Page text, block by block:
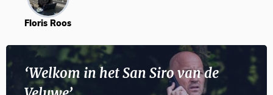
Floris Roos
‘Welkom in het San Siro van de